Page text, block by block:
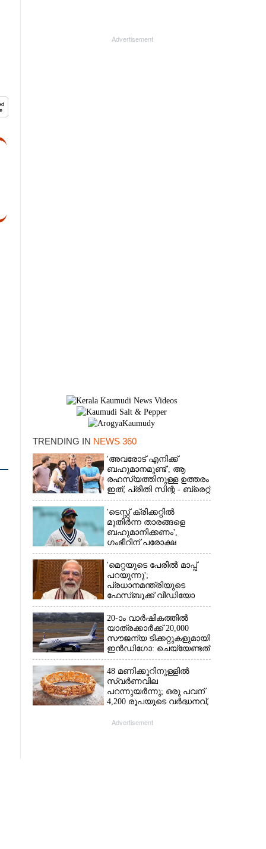
Advertisement
TRENDING IN NEWS 360
'അവരോട് എനിക്ക്
ബഹുമാനമുണ്ട്',​ ആ
രഹസ്യത്തിനുള്ള ഉത്തരം
ഇത്; പ്രീതി സിന്റ - ബ്രെറ്റ്
ലീ പ്രണയകഥയ്ക്ക്
ഒടുവിൽ മറുപടി
'ടെസ്റ്റ് ക്രിക്കറ്റിൽ
മുതിർന്ന താരങ്ങളെ
ബഹുമാനിക്കണം',
ഗംഭീറിന് പരോക്ഷ
മുന്നറിയിപ്പുമായി രഹാനെ
'മെറ്റയുടെ പേരിൽ മാപ്പ്
പറയുന്നു';
പ്രധാനമന്ത്രിയുടെ
ഫേസ്‌ബുക്ക് വീഡിയോ
നീക്കം ചെയ്തതിൽ
ക്ഷമാപണം
20-ാം വാർഷികത്തിൽ
യാത്രക്കാർക്ക് 20,000
സൗജന്യ ടിക്കറ്റുകളുമായി
ഇൻഡിഗോ: ചെയ്യേണ്ടത്
ഇത്രമാത്രം
48 മണിക്കൂറിനുള്ളിൽ
സ്വർണവില
പറന്നുയർന്നു; ഒരു പവന്
4,200 രൂപയുടെ വർദ്ധനവ്,
കനത്ത തിരിച്ചടി
Advertisement
×